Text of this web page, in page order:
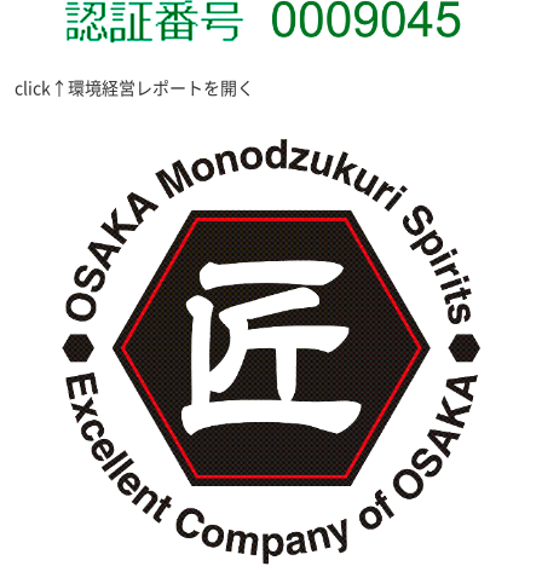
click↑環境経営レポートを開く